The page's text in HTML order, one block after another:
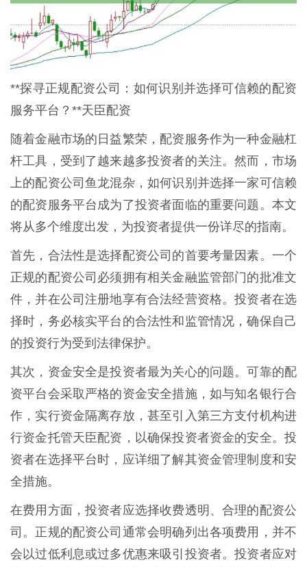
**探寻正规配资公司：如何识别并选择可信赖的配资
服务平台？**天臣配资
随着金融市场的日益繁荣，配资服务作为一种金融杠
杆工具，受到了越来越多投资者的关注。然而，市场
上的配资公司鱼龙混杂，如何识别并选择一家可信赖
的配资服务平台成为了投资者面临的重要问题。本文
将从多个维度出发，为投资者提供一份详尽的指南。
首先，合法性是选择配资公司的首要考量因素。一个
正规的配资公司必须拥有相关金融监管部门的批准文
件，并在公司注册地享有合法经营资格。投资者在选
择时，务必核实平台的合法性和监管情况，确保自己
的投资行为受到法律保护。
其次，资金安全是投资者最为关心的问题。可靠的配
资平台会采取严格的资金安全措施，如与知名银行合
作，实行资金隔离存放，甚至引入第三方支付机构进
行资金托管天臣配资，以确保投资者资金的安全。投
资者在选择平台时，应详细了解其资金管理制度和安
全措施。
在费用方面，投资者应选择收费透明、合理的配资公
司。正规的配资公司通常会明确列出各项费用，并不
会以过低利息或过多优惠来吸引投资者。投资者应对